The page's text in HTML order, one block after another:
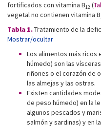
fortificados con vitamina B12 (
vegetal no contienen vitamina B
Tabla 1.Tratamiento de la
Mostrar/ocultar
Los alimentos más ricos
húmedo) son las
riñones o el corazón de
las almejas y las ostras.
Existen cantidades
de peso húmedo) en la
algunos pescados y
salmón y sardinas) y en